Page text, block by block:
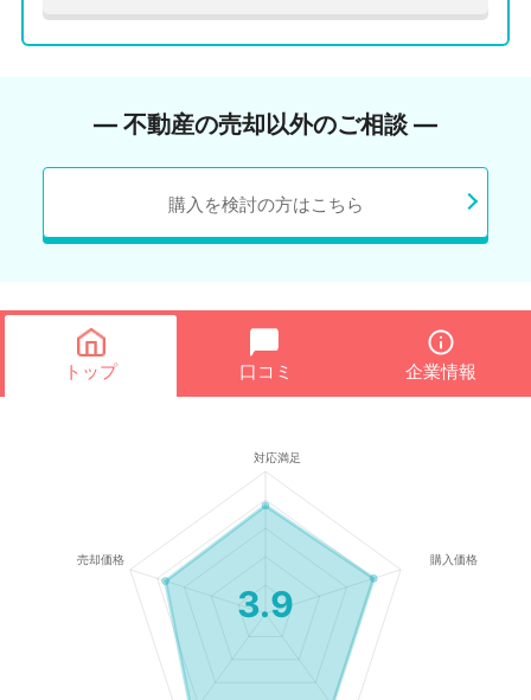
― 不動産の売却以外のご相談 ―
購入を検討の方はこちら
トップ 口コミ 企業情報
3.9